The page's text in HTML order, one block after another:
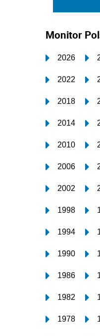
Monitor
2026
2022
2018
2014
2010
2006
2002
1998
1994
1990
1986
1982
1978